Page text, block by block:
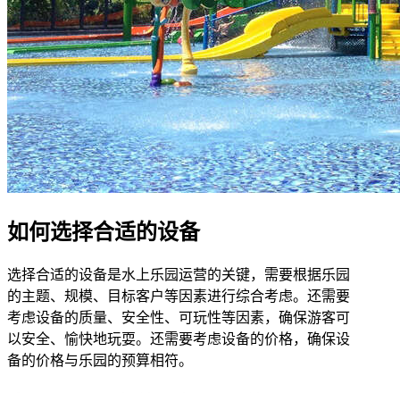
如何选择合适的设备
选择合适的设备是水上乐园运营的关键，需要根据乐园
的主题、规模、目标客户等因素进行综合考虑。还需要
考虑设备的质量、安全性、可玩性等因素，确保游客可
以安全、愉快地玩耍。还需要考虑设备的价格，确保设
备的价格与乐园的预算相符。